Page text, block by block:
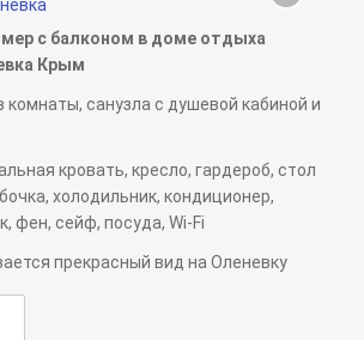
с балконом в доме отдыха
Крым
комнаты, санузла с душевой кабиной и
кровать, кресло, гардероб, стол
холодильник, кондиционер,
фен, сейф, посуда, Wi-Fi
прекрасный вид на Оленевку